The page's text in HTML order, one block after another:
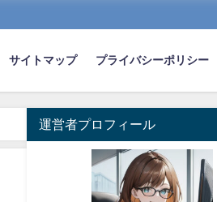
サイトマップ プライバシーポリシー
運営者プロフィール